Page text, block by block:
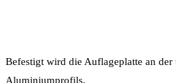
Befestigt wird die Auflageplatte an der
Aluminiumprofils.